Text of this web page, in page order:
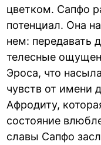
цветком. Сапфо
потенциал. Она
нем: передавать
телесные
Эроса, что
чувств от имени
Афродиту,
состояние
славы Сапфо